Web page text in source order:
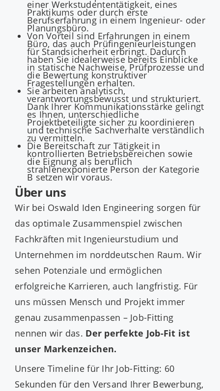
einer Werkstudententätigkeit, eines
Praktikums oder durch erste
Berufserfahrung in einem Ingenieur- oder
Planungsbüro.
Von Vorteil sind Erfahrungen in einem
Büro, das auch Prüfingenieurleistungen
für Standsicherheit erbringt. Dadurch
haben Sie idealerweise bereits Einblicke
in statische Nachweise, Prüfprozesse und
die Bewertung konstruktiver
Fragestellungen erhalten.
Sie arbeiten analytisch,
verantwortungsbewusst und strukturiert.
Dank Ihrer Kommunikationsstärke gelingt
es Ihnen, unterschiedliche
Projektbeteiligte sicher zu koordinieren
und technische Sachverhalte verständlich
zu vermitteln.
Die Bereitschaft zur Tätigkeit in
kontrollierten Betriebsbereichen sowie
die Eignung als beruflich
strahlenexponierte Person der Kategorie
B setzen wir voraus.
Über uns
Wir bei Oswald Iden Engineering sorgen für
das optimale Zusammenspiel zwischen
Fachkräften mit Ingenieurstudium und
Unternehmen im norddeutschen Raum. Wir
sehen Potenziale und ermöglichen
erfolgreiche Karrieren, auch langfristig. Für
uns müssen Mensch und Projekt immer
genau zusammenpassen – Job-Fitting
nennen wir das. Der perfekte Job-Fit ist
unser Markenzeichen.
Unsere Timeline für Ihr Job-Fitting: 60
Sekunden für den Versand Ihrer Bewerbung,